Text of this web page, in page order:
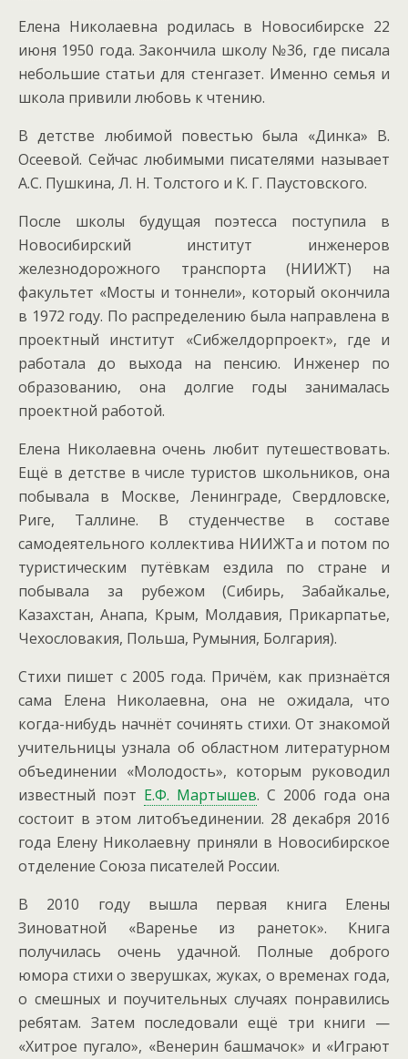
Елена Николаевна родилась в Новосибирске 22
июня 1950 года. Закончила школу №36, где писала
небольшие статьи для стенгазет. Именно семья и
школа привили любовь к чтению.
В детстве любимой повестью была «Динка» В.
Осеевой. Сейчас любимыми писателями называет
А.С. Пушкина, Л. Н. Толстого и К. Г. Паустовского.
После школы будущая поэтесса поступила в
Новосибирский институт инженеров
железнодорожного транспорта (НИИЖТ) на
факультет «Мосты и тоннели», который окончила
в 1972 году. По распределению была направлена в
проектный институт «Сибжелдорпроект», где и
работала до выхода на пенсию. Инженер по
образованию, она долгие годы занималась
проектной работой.
Елена Николаевна очень любит путешествовать.
Ещё в детстве в числе туристов школьников, она
побывала в Москве, Ленинграде, Свердловске,
Риге, Таллине. В студенчестве в составе
самодеятельного коллектива НИИЖТа и потом по
туристическим путёвкам ездила по стране и
побывала за рубежом (Сибирь, Забайкалье,
Казахстан, Анапа, Крым, Молдавия, Прикарпатье,
Чехословакия, Польша, Румыния, Болгария).
Стихи пишет с 2005 года. Причём, как признаётся
сама Елена Николаевна, она не ожидала, что
когда-нибудь начнёт сочинять стихи. От знакомой
учительницы узнала об областном литературном
объединении «Молодость», которым руководил
известный поэт Е.Ф. Мартышев. С 2006 года она
состоит в этом литобъединении. 28 декабря 2016
года Елену Николаевну приняли в Новосибирское
отделение Союза писателей России.
В 2010 году вышла первая книга Елены
Зиноватной «Варенье из ранеток». Книга
получилась очень удачной. Полные доброго
юмора стихи о зверушках, жуках, о временах года,
о смешных и поучительных случаях понравились
ребятам. Затем последовали ещё три книги —
«Хитрое пугало», «Венерин башмачок» и «Играют